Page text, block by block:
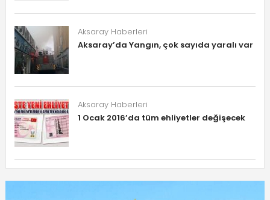
Aksaray Haberleri
Aksaray’da Yangın, çok sayıda yaralı var
Aksaray Haberleri
1 Ocak 2016’da tüm ehliyetler değişecek